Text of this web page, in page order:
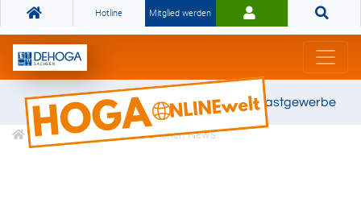
Hotline Mitglied werden
Gemeinsam stark für das Gastgewerbe
Informationen Branchen News